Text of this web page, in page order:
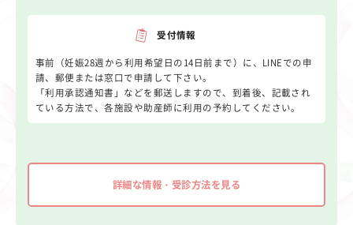
受付情報
事前（妊娠28週から利用希望日の14日前まで）に、LINEでの申
請、郵便または窓口で申請して下さい。
「利用承認通知書」などを郵送しますので、到着後、記載され
ている方法で、各施設や助産師に利用の予約してください。
詳細な情報・受診方法を見る